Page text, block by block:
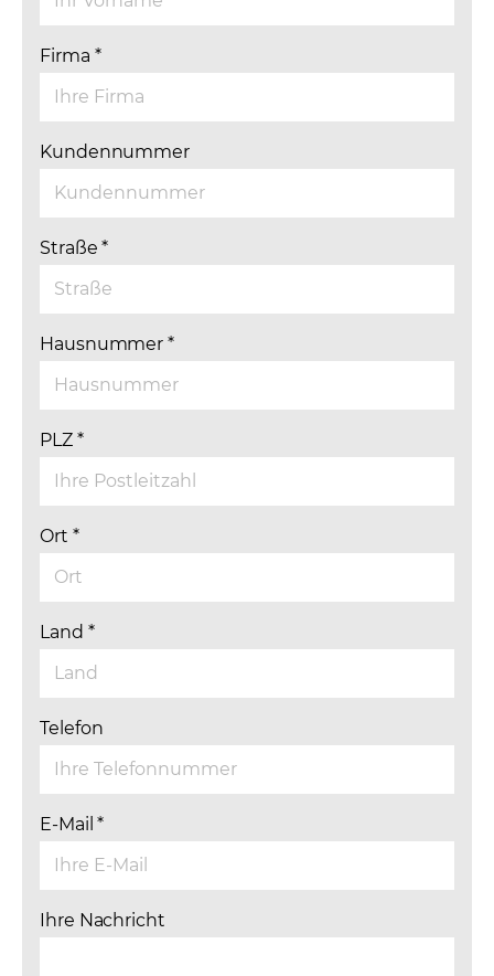
Firma *
Kundennummer
Straße*
Hausnummer*
PLZ *
Ort *
Land *
Telefon
E-Mail*
Ihre Nachricht